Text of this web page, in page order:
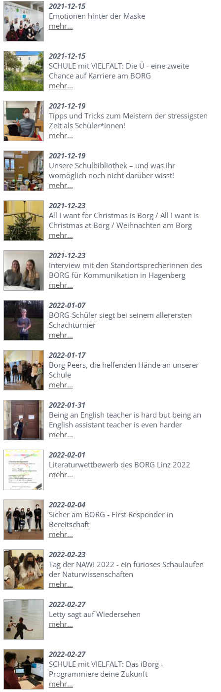
2021-12-15
Emotionen hinter der Maske
mehr...
2021-12-15
SCHULE mit VIELFALT: Die Ü - eine zweite
Chance auf Karriere am BORG
mehr...
2021-12-19
Tipps und Tricks zum Meistern der stressigsten
Zeit als Schüler*innen!
mehr...
2021-12-19
Unsere Schulbibliothek – und was ihr
womöglich noch nicht darüber wisst!
mehr...
2021-12-23
All I want for Christmas is Borg / All I want is
Christmas at Borg / Weihnachten am Borg
mehr...
2021-12-23
Interview mit den Standortsprecherinnen des
BORG für Kommunikation in Hagenberg
mehr...
2022-01-07
BORG-Schüler siegt bei seinem allerersten
Schachturnier
mehr...
2022-01-17
Borg Peers, die helfenden Hände an unserer
Schule
mehr...
2022-01-31
Being an English teacher is hard but being an
English assistant teacher is even harder
mehr...
2022-02-01
Literaturwettbewerb des BORG Linz 2022
mehr...
2022-02-04
Sicher am BORG - First Responder in
Bereitschaft
mehr...
2022-02-23
Tag der NAWI 2022 - ein furioses Schaulaufen
der Naturwissenschaften
mehr...
2022-02-27
Letty sagt auf Wiedersehen
mehr...
2022-02-27
SCHULE mit VIELFALT: Das iBorg -
Programmiere deine Zukunft
mehr...